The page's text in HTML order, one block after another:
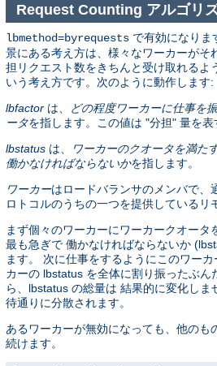
Request Counting アルゴリ
lbmethod=byrequests で有効になりま
景にある考え方は、様々なワーカーがそ
担リクエスト数をきちんと受け取れるよ
いう考え方です。次のように動作します:
lbfactor は、 どの程度ワーカーに仕事を
ータを指します。この値は "分担" 量を表
lbstatus は、
ワーカーのクオータを満た
働かなければならないかを指します。
ワーカーはロードバランサのメンバで、
ロトコルのうちの一つを提供しているリ
まず個々のワーカーにワーカークオータ
最も急ぎで 働かなければならないか
ます。 次に仕事をするようにこのワー
カーの lbstatus を全体に割り振ったぶん
ら、lbstatus の総量は 結果的に変化しま
待通りに分散されます。
あるワーカーが無効になっても、他のも
続けます。